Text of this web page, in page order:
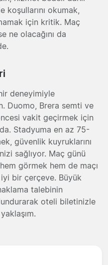
okumak,
için kritik. Maç
ne olacağını da
deneyimiyle
Duomo, Brera semti ve
vakit geçirmek için
Stadyuma en az 75-
güvenlik kuyruklarını
sağlıyor. Maç günü
görmek hem de maçı
bir çerçeve. Büyük
talebinin
oteli biletinizle